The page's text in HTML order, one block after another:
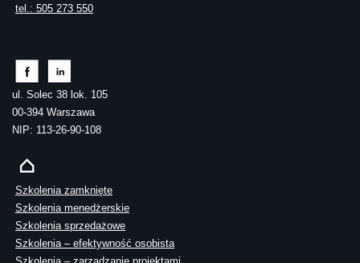
tel.: 505 273 550
ul. Solec 38 lok. 105
00-394 Warszawa
NIP: 113-26-90-108
Szkolenia zamknięte
Szkolenia menedżerskie
Szkolenia sprzedażowe
Szkolenia – efektywność osobista